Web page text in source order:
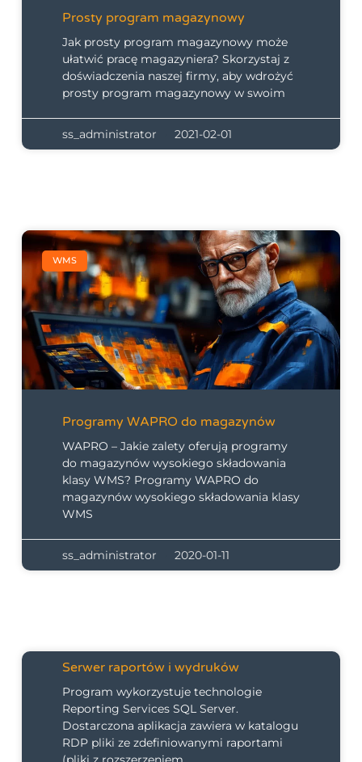
Prosty program magazynowy
Jak prosty program magazynowy może
ułatwić pracę magazyniera? Skorzystaj z
doświadczenia naszej firmy, aby wdrożyć
prosty program magazynowy w swoim
ss_administrator 2021-02-01
WMS
Programy WAPRO do magazynów
WAPRO – Jakie zalety oferują programy
do magazynów wysokiego składowania
klasy WMS? Programy WAPRO do
magazynów wysokiego składowania klasy
WMS
ss_administrator 2020-01-11
Serwer raportów i wydruków
Program wykorzystuje technologie
Reporting Services SQL Server.
Dostarczona aplikacja zawiera w katalogu
RDP pliki ze zdefiniowanymi raportami